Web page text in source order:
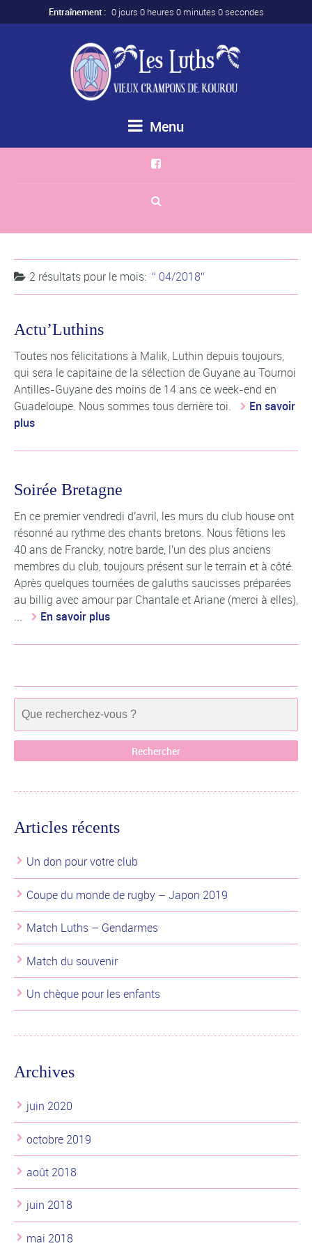
Entraînement : 0 jours 0 heures 0 minutes 0 secondes
Menu
2 résultats pourle mois: 04/2018
Actu’Luthins
Toutes nos félicitations à Malik, Luthin depuis toujours,
qui sera le capitaine de la sélection de Guyane au Tournoi
Antilles-Guyane des moins de 14 ans ce week-end en
Guadeloupe. Nous sommes tous derrière toi.
En savoir
plus
Soirée Bretagne
En ce premier vendredi d'avril, les murs du club house ont
résonné au rythme des chants bretons. Nous fêtions les
40 ans de Francky, notre barde, l'un des plus anciens
membres du club, toujours présent sur le terrain et à côté.
Après quelques tournées de galuths saucisses préparées
au billig avec amour par Chantale et Ariane (merci à elles),
...
En savoir plus
Articles récents
Un don pour votre club
Coupe du monde de rugby – Japon 2019
Match Luths – Gendarmes
Match du souvenir
Un chèque pour les enfants
Archives
juin 2020
octobre 2019
août 2018
juin 2018
mai 2018